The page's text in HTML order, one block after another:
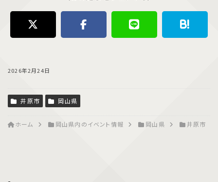
2026年2月24日
井原市 岡山県
ホーム 岡山県内のイベント情報 岡山県 井原市